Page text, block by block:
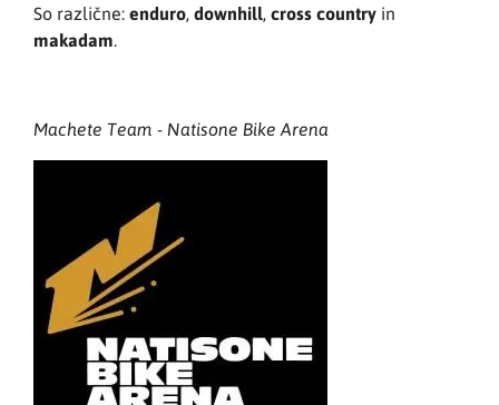
So različne:enduro,downhill,cross country in
makadam.
Machete Team - Natisone Bike Arena